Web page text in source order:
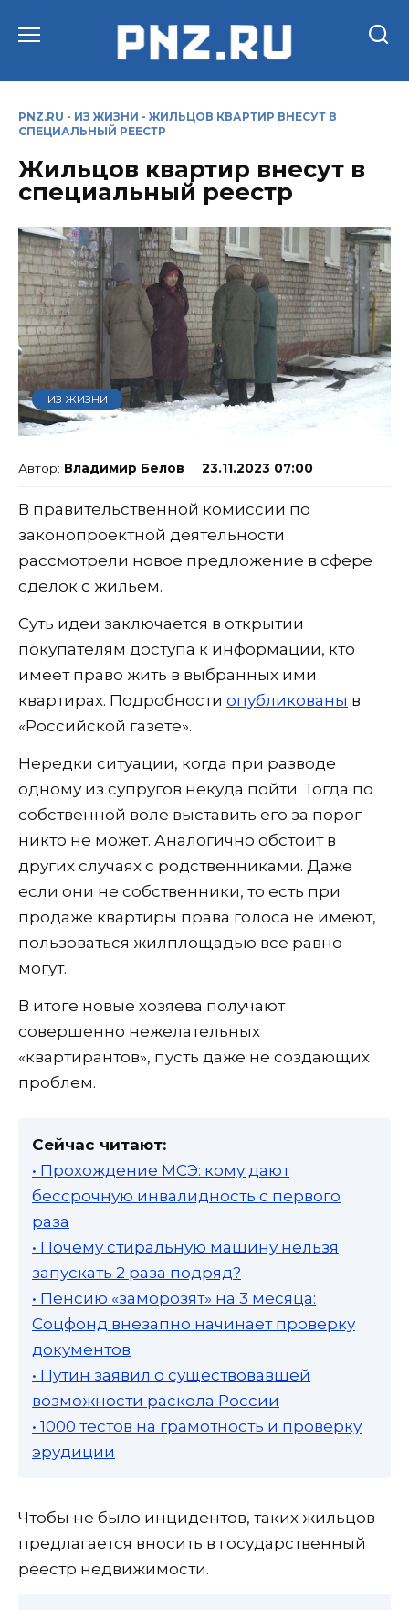
PNZ.RU - ИЗ ЖИЗНИ - ЖИЛЬЦОВ КВАРТИР ВНЕСУТ В
СПЕЦИАЛЬНЫЙ РЕЕСТР
Жильцов квартир внесут в
специальный реестр
ИЗ ЖИЗНИ
Владимир Белов 23.11.2023 07:00
В правительственной комиссии по
законопроектной деятельности
рассмотрели новое предложение в сфере
сделок с жильем.
Суть идеи заключается в открытии
покупателям доступа к информации, кто
имеет право жить в выбранных ими
квартирах. Подробности опубликованы в
«Российской газете».
Нередки ситуации, когда при разводе
одному из супругов некуда пойти. Тогда по
собственной воле выставить его за порог
никто не может. Аналогично обстоит в
других случаях с родственниками. Даже
если они не собственники, то есть при
продаже квартиры права голоса не имеют,
пользоваться жилплощадью все равно
могут.
В итоге новые хозяева получают
совершенно нежелательных
«квартирантов», пусть даже не создающих
проблем.
Сейчас читают:
• Прохождение МСЭ: кому дают
бессрочную инвалидность с первого
раза
• Почему стиральную машину нельзя
запускать 2 раза подряд?
• Пенсию «заморозят» на 3 месяца:
Соцфонд внезапно начинает проверку
документов
• Путин заявил о существовавшей
возможности раскола России
• 1000 тестов на грамотность и проверку
эрудиции
Чтобы не было инцидентов, таких жильцов
предлагается вносить в государственный
реестр недвижимости.